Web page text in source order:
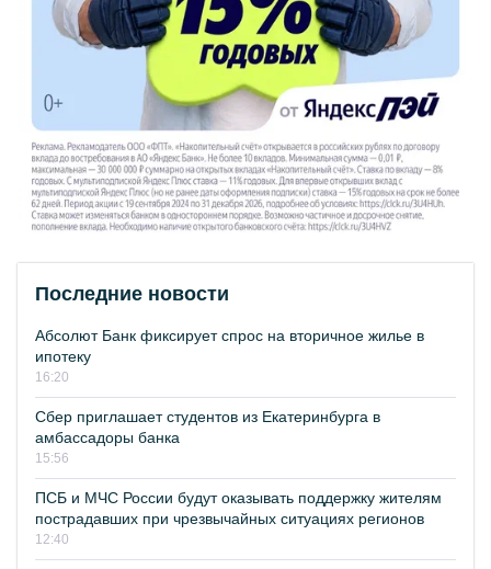
Последние новости
Абсолют Банк фиксирует спрос на вторичное жилье в
ипотеку
16:20
Сбер приглашает студентов из Екатеринбурга в
амбассадоры банка
15:56
ПСБ и МЧС России будут оказывать поддержку жителям
пострадавших при чрезвычайных ситуациях регионов
12:40